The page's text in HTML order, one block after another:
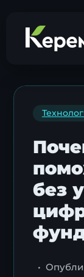
без
•